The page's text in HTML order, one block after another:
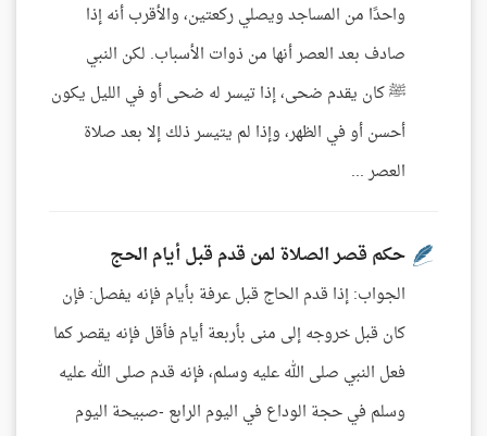
واحدًا من المساجد ويصلي ركعتين، والأقرب أنه إذا
صادف بعد العصر أنها من ذوات الأسباب. لكن النبي
ﷺ كان يقدم ضحى، إذا تيسر له ضحى أو في الليل يكون
أحسن أو في الظهر، وإذا لم يتيسر ذلك إلا بعد صلاة
العصر ...
حكم قصر الصلاة لمن قدم قبل أيام الحج
الجواب: إذا قدم الحاج قبل عرفة بأيام فإنه يفصل: فإن
كان قبل خروجه إلى منى بأربعة أيام فأقل فإنه يقصر كما
فعل النبي صلى الله عليه وسلم، فإنه قدم صلى الله عليه
وسلم في حجة الوداع في اليوم الرابع -صبيحة اليوم